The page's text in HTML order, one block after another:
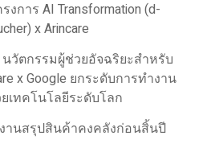
การ AI Transformation (d-
x Arincare
นวัตกรรมผู้ช่วยอัจฉริยะสำหรับ
x Google ยกระดับการทำงาน
เทคโนโลยีระดับโลก
านสรุปสินค้าคงคลังก่อนสิ้นปี